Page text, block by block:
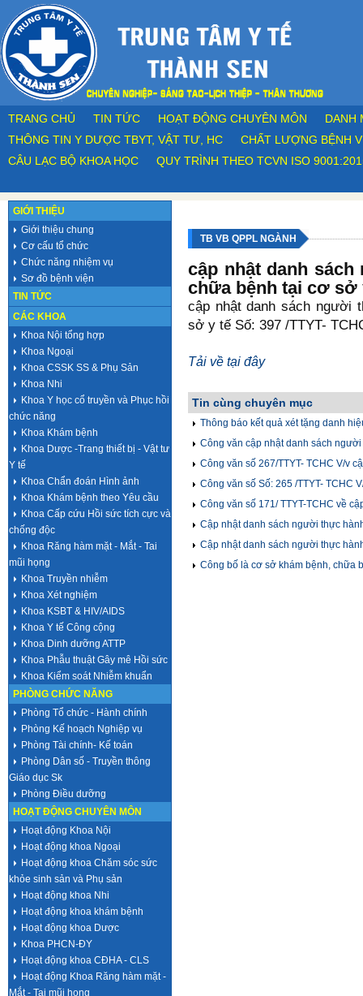
TRANG CHỦ TIN TỨC HOẠT ĐỘNG CHUYÊN MÔN
DANH
THÔNG TIN Y DƯỢC TBYT, VẬT TƯ, HC
CHẤT LƯỢNG BỆNH
CÂU LẠC BỘ KHOA HỌC
QUY TRÌNH THEO TCVN ISO
GIỚI THIỆU
Giới thiệu chung
Cơ cấu tổ chức
Chức năng nhiệm vụ
Sơ đồ bệnh viện
TIN TỨC
CÁC KHOA
Khoa Nội tổng hợp
Khoa Ngoại
Khoa CSSK SS & Phụ Sản
Khoa Nhi
Khoa Y học cổ truyền và Phục hồi
chức năng
Khoa Khám bệnh
Khoa Dược -Trang thiết bị - Vật tư
Y tế
Khoa Chẩn đoán Hình ảnh
Khoa Khám bệnh theo Yêu cầu
Khoa Cấp cứu Hồi sức tích cực và
chống độc
Khoa Răng hàm mặt - Mắt - Tai
mũi họng
Khoa Truyền nhiễm
Khoa Xét nghiệm
Khoa KSBT & HIV/AIDS
Khoa Y tế Công cộng
Khoa Dinh dưỡng ATTP
Khoa Phẫu thuật Gây mê Hồi sức
Khoa Kiểm soát Nhiễm khuẩn
PHÒNG CHỨC NĂNG
Phòng Tổ chức - Hành chính
Phòng Kế hoạch Nghiệp vụ
Phòng Tài chính- Kế toán
Phòng Dân số - Truyền thông
Giáo dục Sk
Phòng Điều dưỡng
HOẠT ĐỘNG CHUYÊN MÔN
Hoạt động Khoa Nội
Hoạt động khoa Ngoại
Hoạt động khoa Chăm sóc sức
khỏe sinh sản và Phụ sản
Hoạt động khoa Nhi
Hoạt động khoa khám bệnh
Hoạt động khoa Dược
Khoa PHCN-ĐY
Hoạt động khoa CĐHA - CLS
Hoạt động Khoa Răng hàm mặt -
Mắt - Tai mũi họng
TB VB QPPL NGÀNH
cập nhật danh
chữa bệnh tại cơ sở
cập nhật danh sách người
sở y tế Số: 397 /TTYT-
Tải về tại đây
Tin cùng chuyên mục
Thông báo kết quả xét tặng danh
Công văn cập nhật danh sách
373/TTYT- TCHC
Công văn số 267/TTYT- TCHC V/v
trình thực hành khám bệnh, chữa
Công văn số Số: 265 /TTYT- TCHC
chữa bệnh tại cơ sở y tế
Công văn số 171/ TTYT-TCHC về
bệnh tại cơ sở y tế
Cập nhật danh sách người thực
Cập nhật danh sách người thực
Công bố là cơ sở khám bệnh, chữa